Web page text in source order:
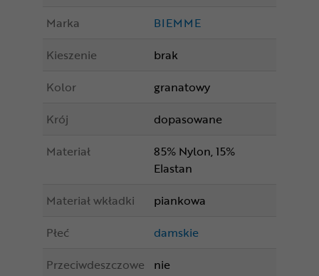
Marka
BIEMME
Kieszenie
brak
Kolor
granatowy
Krój
dopasowane
Materiał
85% Nylon, 15%
Elastan
Materiał wkładki
piankowa
Płeć
damskie
Przeciwdeszczowe
nie